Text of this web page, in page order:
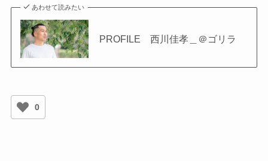
あわせて読みたい
PROFILE 西川佳孝＿＠ゴリラ
0